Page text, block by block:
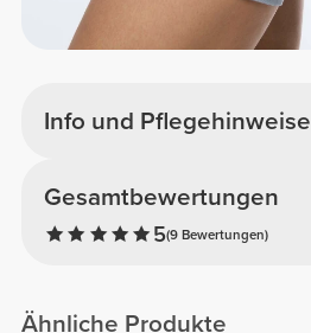
Info und Pflegehinweise
Gesamtbewertungen
5(9 Bewertungen)
Ähnliche Produkte